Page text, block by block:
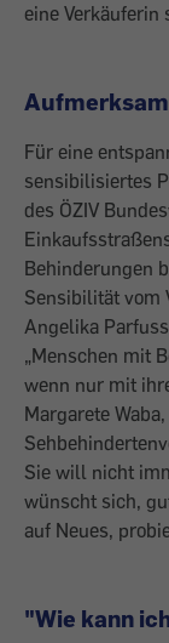
eine Verkäuferin
Für eine
sensibilisiertes
des ÖZIV
Behinderungen
Sensibilität vom
Angelika
„Menschen mit
wenn nur mit
Margarete
Sie will nicht
wünscht sich,
auf Neues,
"Wie kann